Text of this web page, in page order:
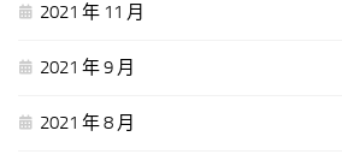
2021 年 11 月
2021 年 9 月
2021 年 8 月